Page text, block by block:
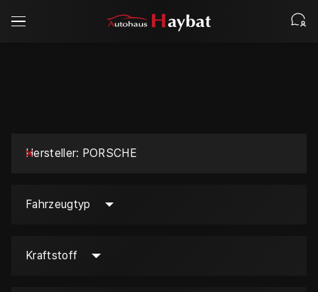
Hersteller PORSCHE
Fahrzeugtyp
Kraftstoff